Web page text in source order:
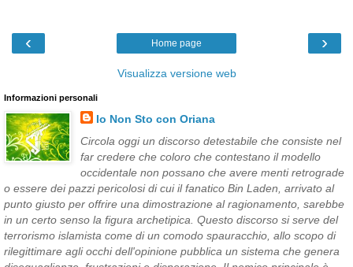
‹ ›
Home page
Visualizza versione web
Informazioni personali
Io Non Sto con Oriana
Circola oggi un discorso detestabile che consiste nel
far credere che coloro che contestano il modello
occidentale non possano che avere menti retrograde
o essere dei pazzi pericolosi di cui il fanatico Bin Laden, arrivato al
punto giusto per offrire una dimostrazione al ragionamento, sarebbe
in un certo senso la figura archetipica. Questo discorso si serve del
terrorismo islamista come di un comodo spauracchio, allo scopo di
rilegittimare agli occhi dell'opinione pubblica un sistema che genera